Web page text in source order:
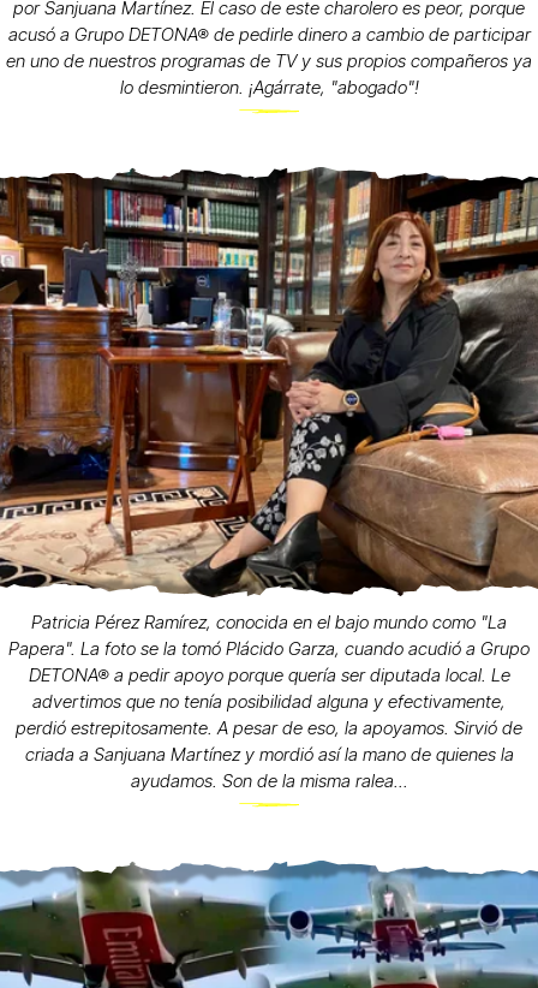
por Sanjuana Martínez. El caso de este charolero es peor, porque
acusó a Grupo DETONA® de pedirle dinero a cambio de participar
en uno de nuestros programas de TV y sus propios compañeros ya
lo desmintieron. ¡Agárrate, "abogado"!
Patricia Pérez Ramírez, conocida en el bajo mundo como "La
Papera". La foto se la tomó Plácido Garza, cuando acudió a Grupo
DETONA® a pedir apoyo porque quería ser diputada local. Le
advertimos que no tenía posibilidad alguna y efectivamente,
perdió estrepitosamente. A pesar de eso, la apoyamos. Sirvió de
criada a Sanjuana Martínez y mordió así la mano de quienes la
ayudamos. Son de la misma ralea...